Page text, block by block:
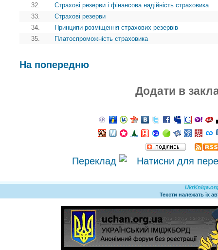
32.
Страхові резерви і фінансова надійність страховика
33.
Страхові резерви
34.
Принципи розміщення страхових резервів
35.
Платоспроможність страховика
На попередню
Додати в
Переклад
Тексти належать їх